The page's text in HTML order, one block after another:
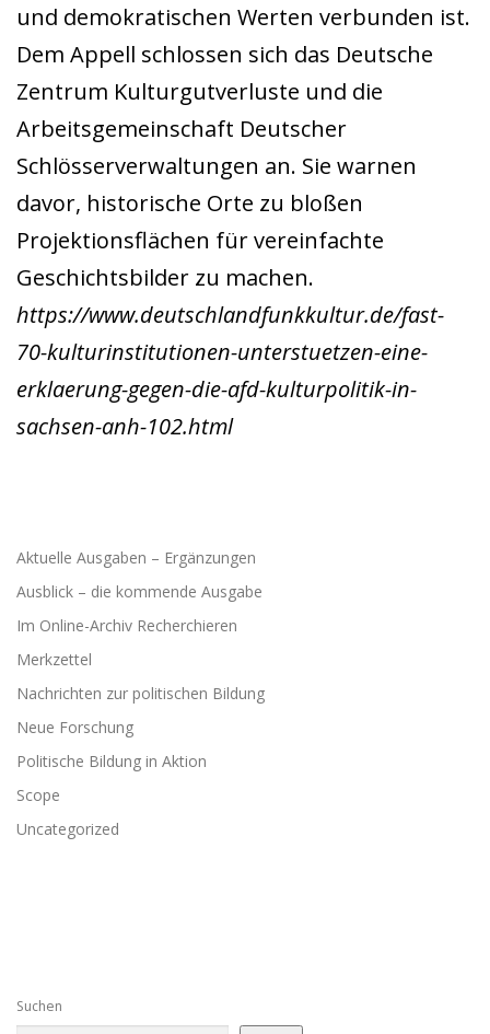
und demokratischen Werten verbunden ist.
Dem Appell schlossen sich das Deutsche
Zentrum Kulturgutverluste und die
Arbeitsgemeinschaft Deutscher
Schlösserverwaltungen an. Sie warnen
davor, historische Orte zu bloßen
Projektionsflächen für vereinfachte
Geschichtsbilder zu machen.
https://www.deutschlandfunkkultur.de/fast-
70-kulturinstitutionen-unterstuetzen-eine-
erklaerung-gegen-die-afd-kulturpolitik-in-
sachsen-anh-102.html
Aktuelle Ausgaben – Ergänzungen
Ausblick – die kommende Ausgabe
Im Online-Archiv Recherchieren
Merkzettel
Nachrichten zur politischen Bildung
Neue Forschung
Politische Bildung in Aktion
Scope
Uncategorized
Suchen